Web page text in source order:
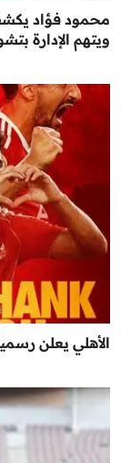
محمود فؤاد
ويتهم الإدارة
الأهلي يعلن